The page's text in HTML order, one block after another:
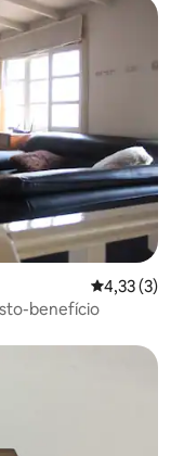
4,33 de
4,33 (3)
benefício